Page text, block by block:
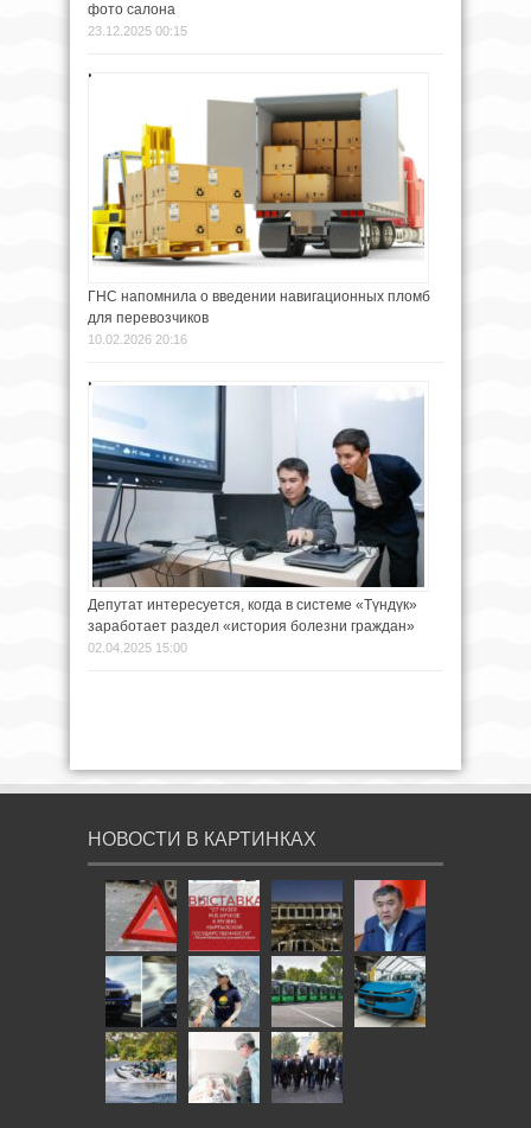
фото салона
23.12.2025 00:15
ГНС напомнила о введении навигационных пломб
для перевозчиков
10.02.2026 20:16
Депутат интересуется, когда в системе «Түндүк»
заработает раздел «история болезни граждан»
02.04.2025 15:00
НОВОСТИ В КАРТИНКАХ